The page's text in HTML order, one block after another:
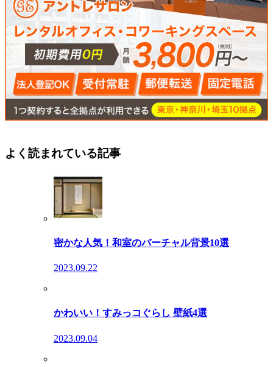
よく読まれている記事
密かな人気！和室のバーチャル背景10選
2023.09.22
かわいい！すみっコぐらし 壁紙4選
2023.09.04